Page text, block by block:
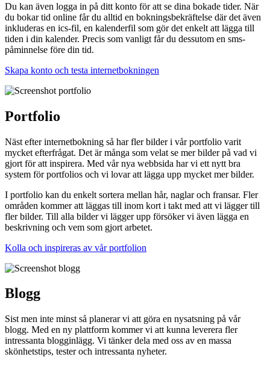
Du kan även logga in på ditt konto för att se dina bokade tider. När
du bokar tid online får du alltid en bokningsbekräftelse där det även
inkluderas en ics-fil, en kalenderfil som gör det enkelt att lägga till
tiden i din kalender. Precis som vanligt får du dessutom en sms-
påminnelse före din tid.
Skapa konto och testa internetbokningen
Portfolio
Näst efter internetbokning så har fler bilder i vår portfolio varit
mycket efterfrågat. Det är många som velat se mer bilder på vad vi
gjort för att inspirera. Med vår nya webbsida har vi ett nytt bra
system för portfolios och vi lovar att lägga upp mycket mer bilder.
I portfolio kan du enkelt sortera mellan hår, naglar och fransar. Fler
områden kommer att läggas till inom kort i takt med att vi lägger till
fler bilder. Till alla bilder vi lägger upp försöker vi även lägga en
beskrivning och vem som gjort arbetet.
Kolla och inspireras av vår portfolion
Blogg
Sist men inte minst så planerar vi att göra en nysatsning på vår
blogg. Med en ny plattform kommer vi att kunna leverera fler
intressanta blogginlägg. Vi tänker dela med oss av en massa
skönhetstips, tester och intressanta nyheter.